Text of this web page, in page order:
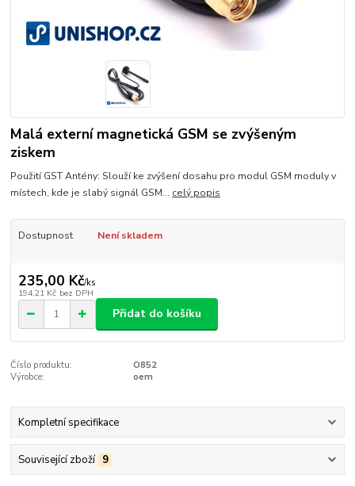
Malá externí magnetická GSM se zvýšeným
ziskem
Použití GST Antény: Slouží ke zvýšení dosahu pro modul GSM moduly v
místech, kde je slabý signál GSM... celý popis
Dostupnost Není skladem
235,00 Kč/ks
194,21 Kč bez DPH
Přidat do košíku
Číslo produktu:
O852
Výrobce:
oem
Kompletní specifikace
Související zboží 9